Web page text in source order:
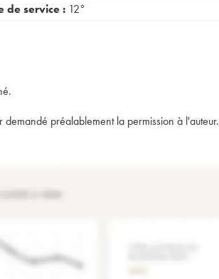
de service : 12°
préalablement la permission à l'auteur.